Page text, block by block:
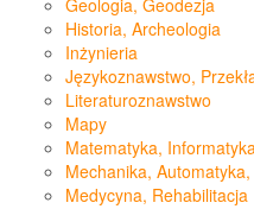
Geologia, Geodezja
Historia, Archeologia
Inżynieria
Językoznawstwo,
Literaturoznawstwo
Mapy
Matematyka,
Mechanika,
Medycyna, Rehabilitacja